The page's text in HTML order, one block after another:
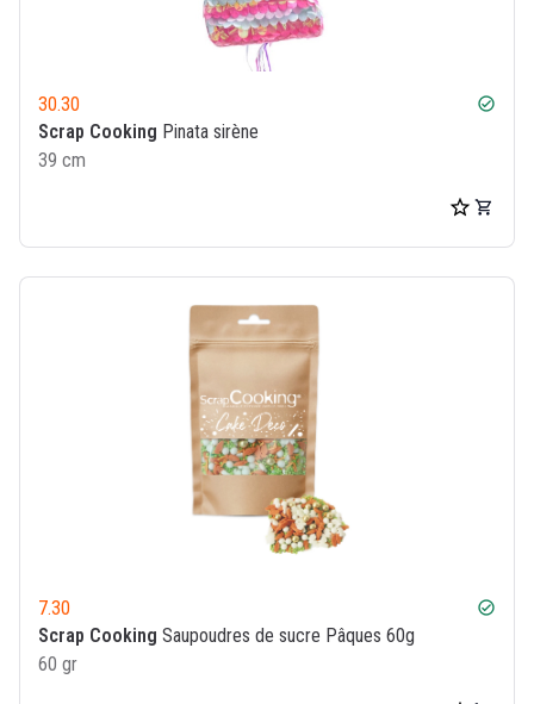
30.30 check_circle
Scrap Cooking Pinata sirène
39 cm
7.30 check_circle
Scrap Cooking Saupoudres de sucre Pâques 60g
60 gr